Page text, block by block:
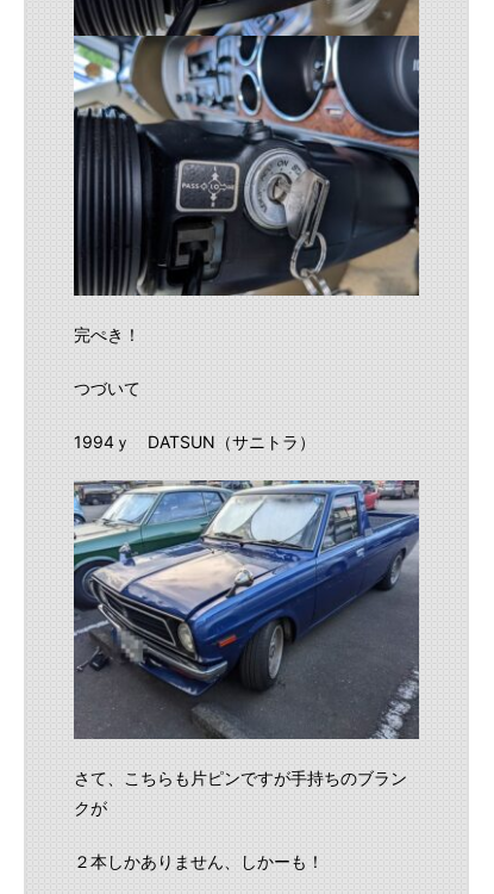
完ぺき！
つづいて
1994ｙ DATSUN（サニトラ）
さて、こちらも片ピンですが手持ちのブラン
クが
２本しかありません、しかーも！